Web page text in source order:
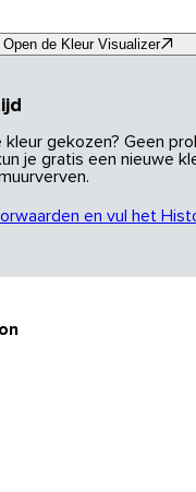
Open de Kleur Visualizer
gekozen? Geen
je gratis een nieuwe
en vul het